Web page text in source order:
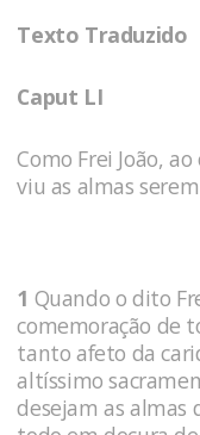
Texto Traduzido
Caput LI
Como Frei João,
viu as almas
1 Quando o dito
comemoração de
tanto afeto da
altíssimo
desejam as almas